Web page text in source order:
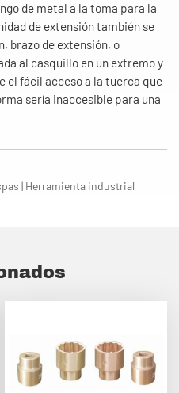
de metal a la toma para la
de extensión también se
brazo de extensión, o
al casquillo en un extremo y
el fácil acceso a la tuerca que
sería inaccesible para una
| Herramienta industrial